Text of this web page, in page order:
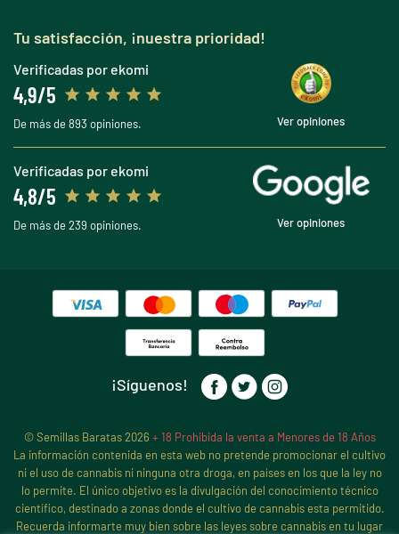
Tu satisfacción, ¡nuestra prioridad!
Verificadas por ekomi
4,9/5
De más de 893 opiniones. Ver opiniones
Verificadas por ekomi
4,8/5
De más de 239 opiniones. Ver opiniones
¡Síguenos!
© Semillas Baratas 2026 + 18 Prohibida la venta a Menores de 18 Años
La información contenida en esta web no pretende promocionar el cultivo
ni el uso de cannabis ni ninguna otra droga, en países en los que la ley no
lo permite. El único objetivo es la divulgación del conocimiento técnico
científico, destinado a zonas donde el cultivo de cannabis esta permitido.
Recuerda informarte muy bien sobre las leyes sobre cannabis en tu lugar